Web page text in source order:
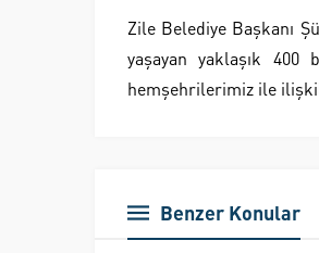
Zile Belediye Başkanı
yaşayan yaklaşık
hemşehrilerimiz ile
Benzer Konular